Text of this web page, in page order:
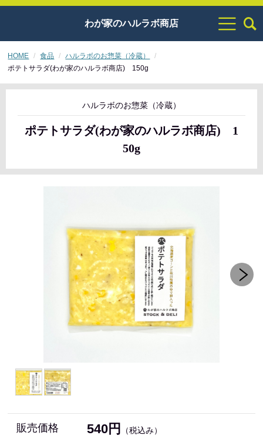
わが家のハルラボ商店
HOME 食品
ハルラボのお惣菜（冷蔵）
ポテトサラダ(わが家のハルラボ商店) 150g
ハルラボのお惣菜（冷蔵）
ポテトサラダ(わが家のハルラボ商店) 1
50g
販売価格 540円 （税込み）